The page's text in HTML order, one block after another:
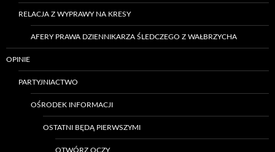
RELACJA Z WYPRAWY NA KRESY
AFERY PRAWA DZIENNIKARZA ŚLEDCZEGO Z WAŁBRZYCHA
OPINIE
PARTYJNIACTWO
OŚRODEK INFORMACJI
OSTATNI BĘDĄ PIERWSZYMI
OTWÓRZ OCZY